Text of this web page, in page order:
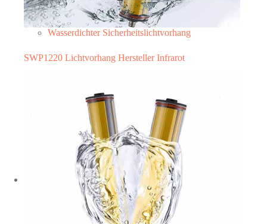
Wasserdichter Sicherheitslichtvorhang
SWP1220 Lichtvorhang Hersteller Infrarot